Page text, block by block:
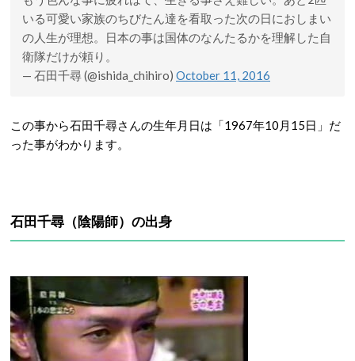
いる可愛い家族のちびたん達を看取った次の日におしまい
の人生が理想。日本の事は国体のなんたるかを理解した自
衛隊だけが頼り。
— 石田千尋 (@ishida_chihiro) October 11, 2016
この事から石田千尋さんの生年月日は「1967年10月15日」だ
った事がわかります。
石田千尋（陰陽師）の出身